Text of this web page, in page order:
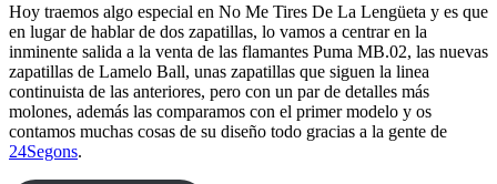
Hoy traemos algo especial en No Me Tires De La Lengüeta y es que
en lugar de hablar de dos zapatillas, lo vamos a centrar en la
inminente salida a la venta de las flamantes Puma MB.02, las nuevas
zapatillas de Lamelo Ball, unas zapatillas que siguen la linea
continuista de las anteriores, pero con un par de detalles más
molones, además las comparamos con el primer modelo y os
contamos muchas cosas de su diseño todo gracias a la gente de
24Segons.